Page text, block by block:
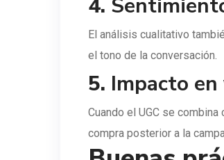
4.
El análisis cualitativo
el tono de la conversación.
5. Impacto
Cuando el UGC se
compra posterior a la